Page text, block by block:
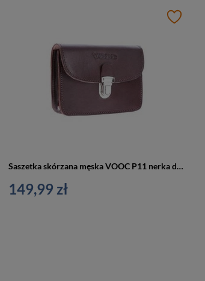
Saszetka skórzana męska VOOC P11 nerka do paska skóra juchtowa brązowa
149,99 zł